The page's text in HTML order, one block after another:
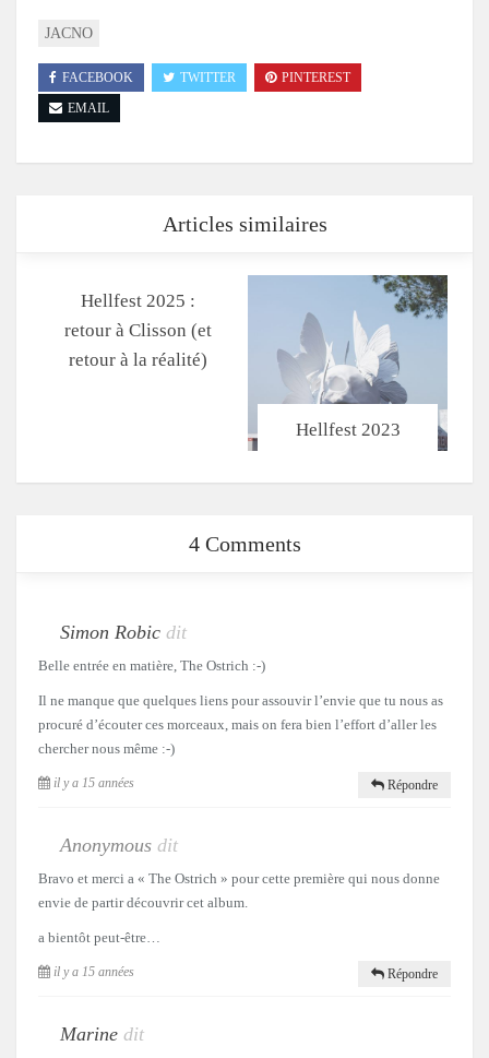
JACNO
FACEBOOK TWITTER
PINTEREST
EMAIL
Articles similaires
Hellfest 2025 :
retour à Clisson (et
retour à la réalité)
Hellfest 2023
4 Comments
Simon Robic dit
Belle entrée en matière, The Ostrich :-)
Il ne manque que quelques liens pour assouvir l’envie que tu nous as
procuré d’écouter ces morceaux, mais on fera bien l’effort d’aller les
chercher nous même :-)
il y a 15 années Répondre
Anonymous dit
Bravo et merci a « The Ostrich » pour cette première qui nous donne
envie de partir découvrir cet album.
a bientôt peut-être…
il y a 15 années Répondre
Marine dit